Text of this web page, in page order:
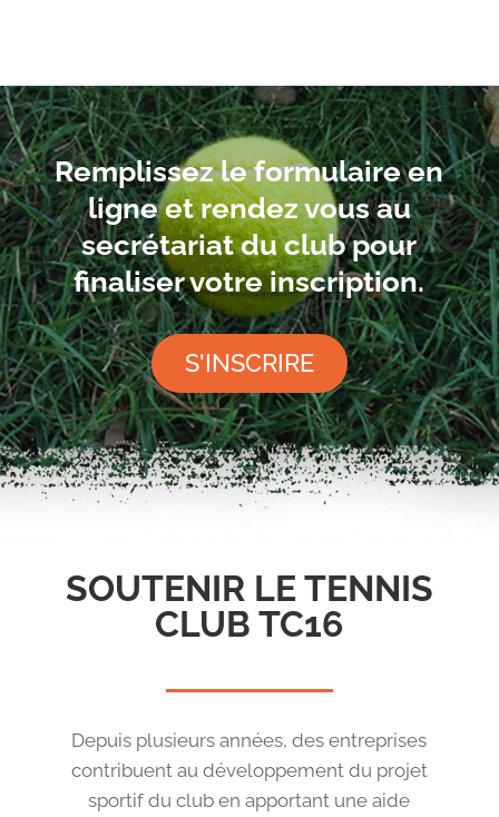
Remplissez le formulaire en
ligne et rendez vous au
secrétariat du club pour
finaliser votre inscription.
S'INSCRIRE
SOUTENIR LE TENNIS
CLUB TC16
Depuis plusieurs années, des entreprises
contribuent au développement du projet
sportif du club en apportant une aide